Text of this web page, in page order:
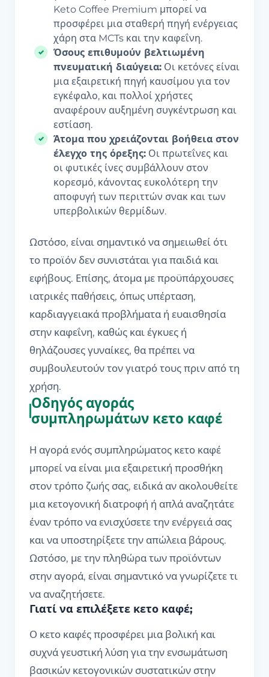
Keto Coffee Premium μπορεί να
προσφέρει μια σταθερή πηγή ενέργειας
χάρη στα MCTs και την καφεΐνη.
Όσους επιθυμούν βελτιωμένη
πνευματική διαύγεια: Οι κετόνες είναι
μια εξαιρετική πηγή καυσίμου για τον
εγκέφαλο, και πολλοί χρήστες
αναφέρουν αυξημένη συγκέντρωση και
εστίαση.
Άτομα που χρειάζονται βοήθεια στον
έλεγχο της όρεξης: Οι πρωτεΐνες και
οι φυτικές ίνες συμβάλλουν στον
κορεσμό, κάνοντας ευκολότερη την
αποφυγή των περιττών σνακ και των
υπερβολικών θερμίδων.
Ωστόσο, είναι σημαντικό να σημειωθεί ότι
το προϊόν δεν συνιστάται για παιδιά και
εφήβους. Επίσης, άτομα με προϋπάρχουσες
ιατρικές παθήσεις, όπως υπέρταση,
καρδιαγγειακά προβλήματα ή ευαισθησία
στην καφεΐνη, καθώς και έγκυες ή
θηλάζουσες γυναίκες, θα πρέπει να
συμβουλευτούν τον γιατρό τους πριν από τη
χρήση.
Οδηγός αγοράς
συμπληρωμάτων κετο καφέ
Η αγορά ενός συμπληρώματος κετο καφέ
μπορεί να είναι μια εξαιρετική προσθήκη
στον τρόπο ζωής σας, ειδικά αν ακολουθείτε
μια κετογονική διατροφή ή απλά αναζητάτε
έναν τρόπο να ενισχύσετε την ενέργειά σας
και να υποστηρίξετε την απώλεια βάρους.
Ωστόσο, με την πληθώρα των προϊόντων
στην αγορά, είναι σημαντικό να γνωρίζετε τι
να αναζητήσετε.
Γιατί να επιλέξετε κετο καφέ;
Ο κετο καφές προσφέρει μια βολική και
συχνά γευστική λύση για την ενσωμάτωση
βασικών κετογονικών συστατικών στην